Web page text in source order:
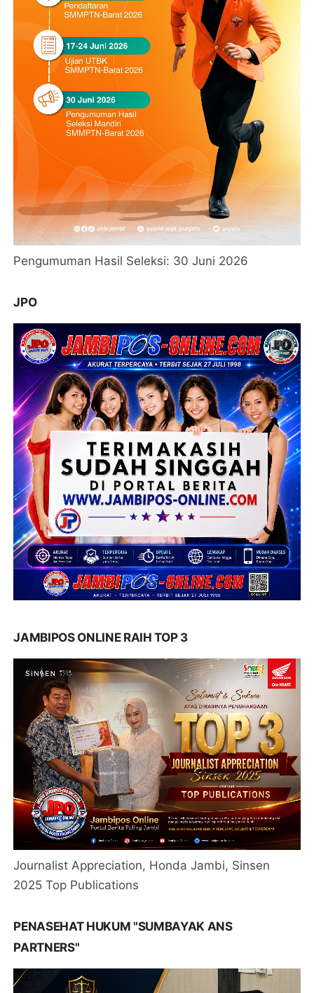
Pengumuman Hasil Seleksi: 30 Juni 2026
JPO
JAMBIPOS ONLINE RAIH TOP 3
Journalist Appreciation, Honda Jambi, Sinsen
2025 Top Publications
PENASEHAT HUKUM "SUMBAYAK ANS
PARTNERS"